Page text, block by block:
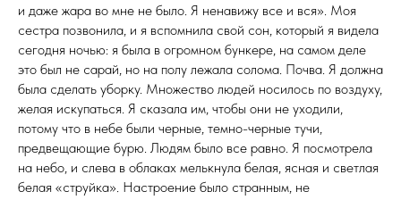
и даже жара во мне не было. Я ненавижу все и вся». Моя
сестра позвонила, и я вспомнила свой сон, который я видела
сегодня ночью: я была в огромном бункере, на самом деле
это был не сарай, но на полу лежала солома. Почва. Я должна
была сделать уборку. Множество людей носилось по воздуху,
желая искупаться. Я сказала им, чтобы они не уходили,
потому что в небе были черные, темно-черные тучи,
предвещающие бурю. Людям было все равно. Я посмотрела
на небо, и слева в облаках мелькнула белая, ясная и светлая
белая «струйка». Настроение было странным, не